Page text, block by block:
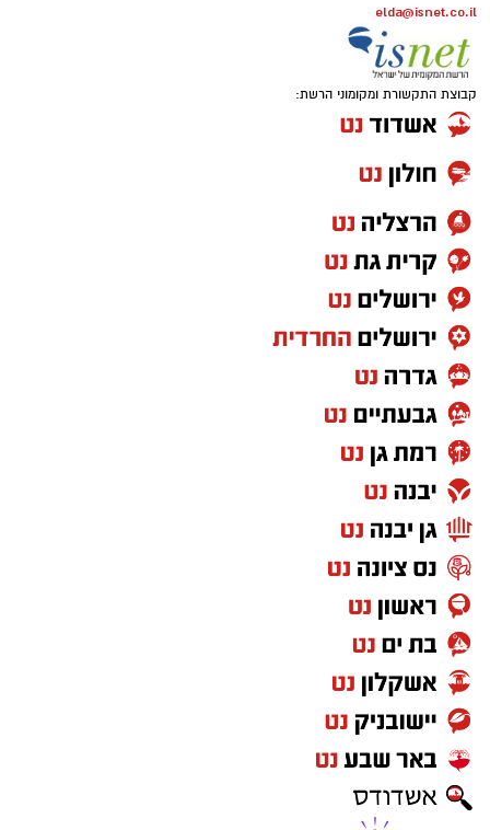
elda@isnet.co.il
קבוצת התקשורת ומקומוני הרשת: